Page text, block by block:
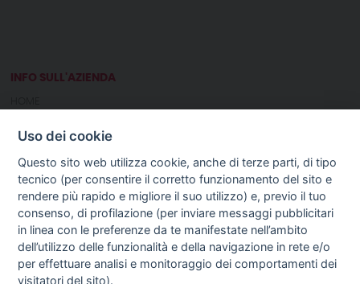
INFO SULL'AZIENDA
NOTIZIE
GUIDA AGLI ACQUISTI
PROCEDURA DI ACQUISTO
DIRITTO DI RECESSO
SPEDIZIONI E COSTI
Uso dei cookie
Questo sito web utilizza cookie, anche di terze parti, di tipo
tecnico (per consentire il corretto funzionamento del sito e
rendere più rapido e migliore il suo utilizzo) e, previo il tuo
consenso, di profilazione (per inviare messaggi pubblicitari
in linea con le preferenze da te manifestate nell’ambito
dell’utilizzo delle funzionalità e della navigazione in rete e/o
per effettuare analisi e monitoraggio dei comportamenti dei
visitatori del sito).